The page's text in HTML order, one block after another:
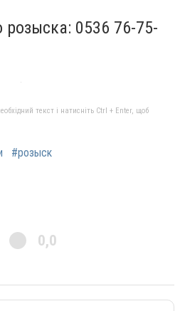
розыска: 0536 76-75-
текст і натисніть Ctrl + Enter, щоб
#розыск
0,0